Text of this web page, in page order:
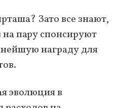
Зато все знают,
пару спонсируют
награду для
эволюция в